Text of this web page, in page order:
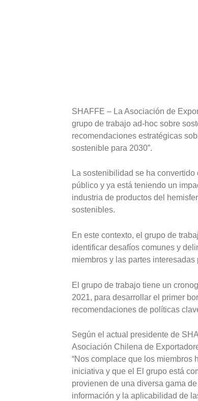
SHAFFE – La Asociación de
grupo de trabajo ad-hoc sobre
recomendaciones estratégicas
sostenible para 2030”.
La sostenibilidad se ha
público y ya está teniendo un
industria de productos del
sostenibles.
En este contexto, el grupo de
identificar desafíos comunes y
miembros y las partes
El grupo de trabajo tiene un
2021, para desarrollar el primer
recomendaciones de políticas
Según el actual presidente de
Asociación Chilena de
“Nos complace que los miembros
iniciativa y que el El grupo está
provienen de una diversa gama
información y la aplicabilidad de